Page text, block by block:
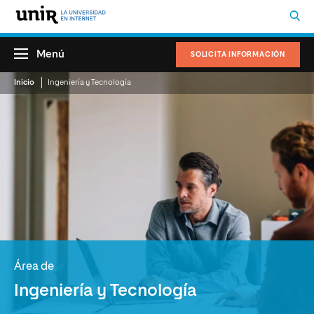
SOLICITA INFORMACIÓN
Menú
Inicio Ingeniería y Tecnología
Área de
Ingeniería y Tecnología